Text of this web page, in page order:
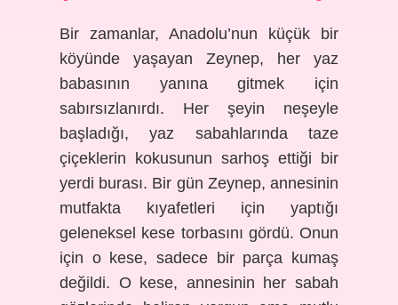
Bir zamanlar, Anadolu’nun küçük bir
köyünde yaşayan Zeynep, her yaz
babasının yanına gitmek için
sabırsızlanırdı. Her şeyin neşeyle
başladığı, yaz sabahlarında taze
çiçeklerin kokusunun sarhoş ettiği bir
yerdi burası. Bir gün Zeynep, annesinin
mutfakta kıyafetleri için yaptığı
geleneksel kese torbasını gördü. Onun
için o kese, sadece bir parça kumaş
değildi. O kese, annesinin her sabah